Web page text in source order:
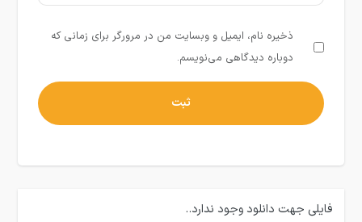
ذخیره نام، ایمیل و وبسایت من در مرورگر برای زمانی که
دوباره دیدگاهی می‌نویسم.
فایلی جهت دانلود وجود ندارد..